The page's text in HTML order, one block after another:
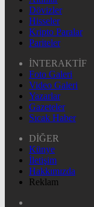
Dövizler
Hisseler
Kripto Paralar
Pariteler
İNTERAKTİF
Foto Galeri
Video Galeri
Yazarlar
Gazeteler
Sıcak Haber
DİĞER
Künye
İletişim
Hakkımızda
Reklam